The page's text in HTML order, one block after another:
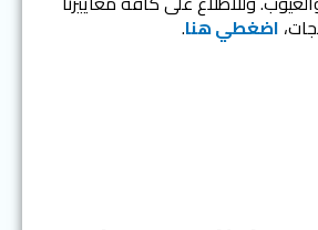
اضغطي هنا.